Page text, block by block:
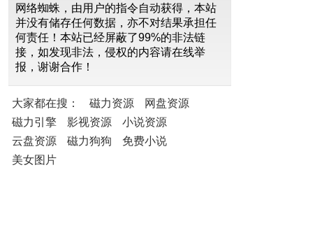
网络蜘蛛，由用户的指令自动获得，本站
并没有储存任何数据，亦不对结果承担任
何责任！本站已经屏蔽了99%的非法链
接，如发现非法，侵权的内容请在线举
报，谢谢合作！
大家都在搜： 磁力资源
网盘资源
磁力引擎
影视资源
小说资源
云盘资源
磁力狗狗
免费小说
美女图片